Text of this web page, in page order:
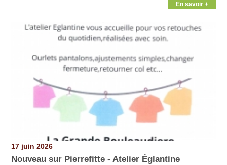
En savoir +
17 juin 2026
Nouveau sur Pierrefitte - Atelier Églantine